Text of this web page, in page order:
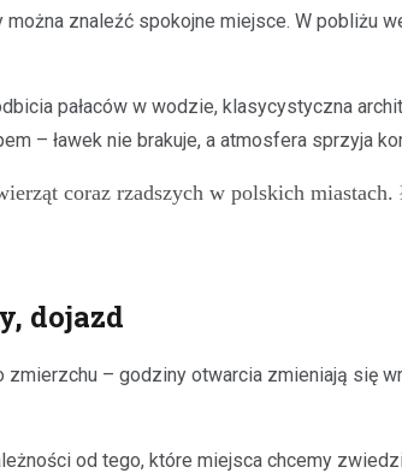
znaleźć spokojne miejsce. W pobliżu
pałaców w wodzie, klasycystyczna
– ławek nie brakuje, a atmosfera sprzyja
coraz rzadszych w polskich
dojazd
– godziny otwarcia zmieniają się
od tego, które miejsca chcemy